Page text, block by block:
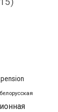
pension
белорусская